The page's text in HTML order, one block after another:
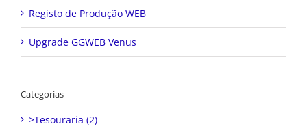
Registo de Produção WEB
Upgrade GGWEB Venus
Categorias
>Tesouraria (2)